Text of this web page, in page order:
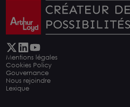
Mentions légales
Cookies Policy
Gouvernance
Nous rejoindre
Lexique